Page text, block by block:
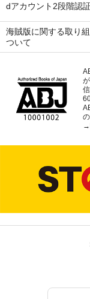
dアカウント2段階認
海賊版に関する取り
ついて
→